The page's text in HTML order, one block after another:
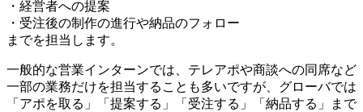
・経営者への提案
・受注後の制作の進行や納品のフォロー
までを担当します。
一般的な営業インターンでは、テレアポや商談への同席など
一部の業務だけを担当することも多いですが、グローバでは
「アポを取る」「提案する」「受注する」「納品する」まで